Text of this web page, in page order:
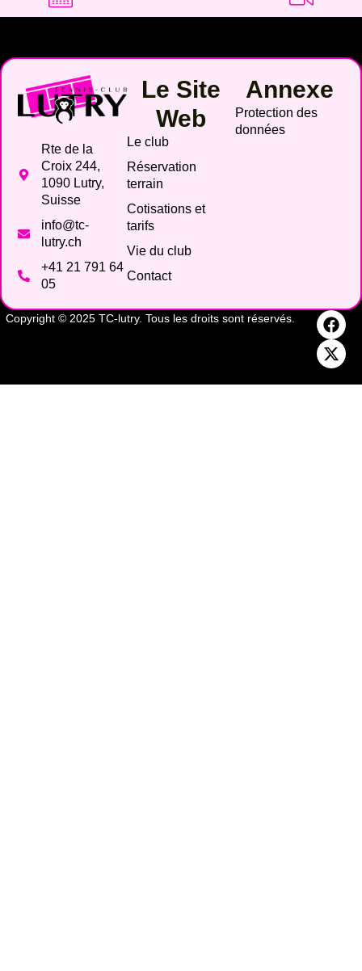
Rte de la
Croix 244,
1090 Lutry,
Suisse
info@tc-
lutry.ch
+41 21 791 64
05
Le Site
Web
Le club
Réservation
terrain
Cotisations et
tarifs
Vie du club
Contact
Annexe
Protection des
données
Copyright © 2025 TC-lutry. Tous les droits sont réservés.